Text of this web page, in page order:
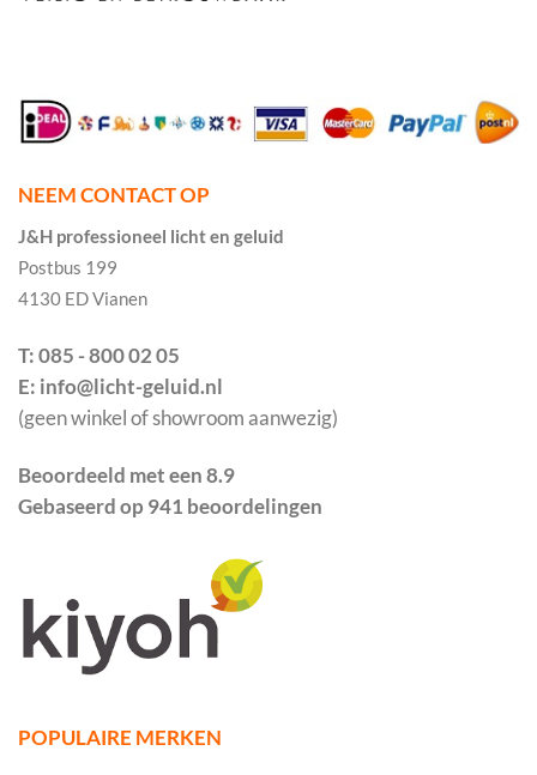
POPULAIRE MERKEN
NEEM CONTACT OP
J&H professioneel licht en geluid
Postbus 199
4130 ED Vianen
T: 085 - 800 02 05
E: info@licht-geluid.nl
(geen winkel of showroom aanwezig)
Beoordeeld met een 8.9
Gebaseerd op 941 beoordelingen